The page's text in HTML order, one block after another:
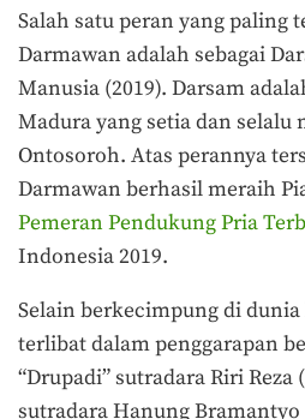
Salah satu peran yang paling
Darmawan adalah sebagai
Manusia (2019). Darsam
Madura yang setia dan selalu
Ontosoroh. Atas perannya
Darmawan berhasil meraih
Pemeran Pendukung Pria
Indonesia 2019.
Selain berkecimpung di
terlibat dalam penggarapan
“Drupadi” sutradara Riri Reza
sutradara Hanung Bramantyo